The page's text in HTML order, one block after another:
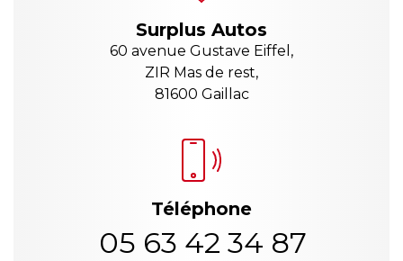
Surplus Autos
60 avenue Gustave Eiffel,
ZIR Mas de rest,
81600 Gaillac
Téléphone
05 63 42 34 87